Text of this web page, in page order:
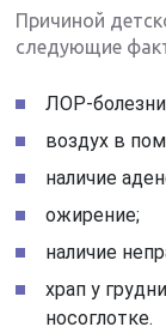
Причиной
следующие
ЛОР-
воздух в
наличие
ожирение;
наличие
храп у
носоглотке.